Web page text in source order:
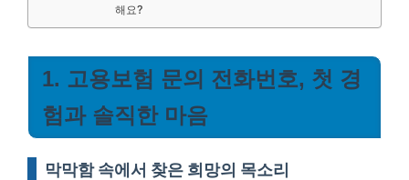
해요?
1. 고용보험 문의 전화번호, 첫 경
험과 솔직한 마음
막막함 속에서 찾은 희망의 목소리